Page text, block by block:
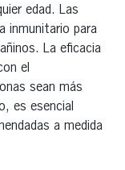
edad. Las
inmunitario para
La eficacia
el
sean más
es esencial
a medida